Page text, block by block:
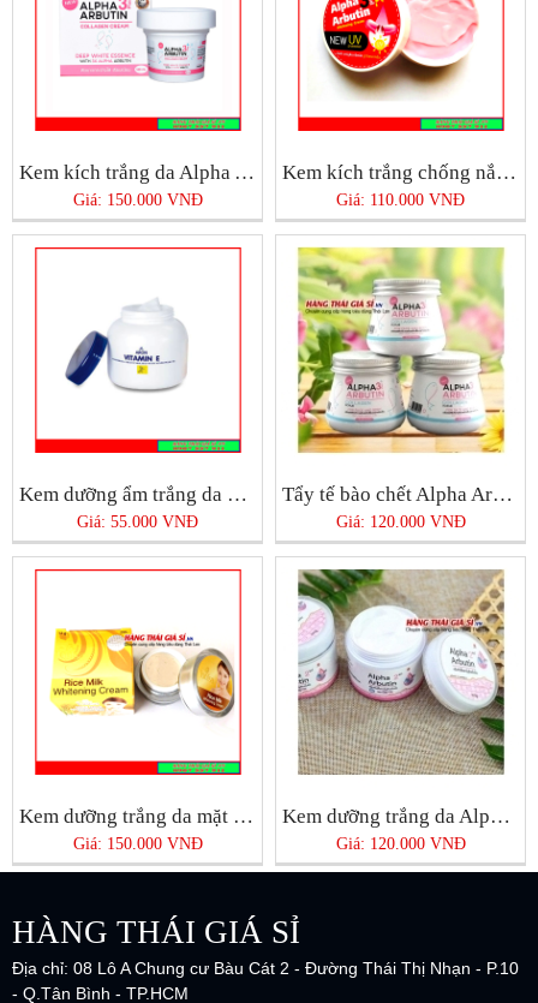
Kem kích trắng da Alpha Arbutin 3+ Plus
Giá: 150.000 VNĐ
Kem kích trắng chống nắng Alpha Arbutin
Giá: 110.000 VNĐ
Kem dưỡng ẩm trắng da Vitamin E ARON
Giá: 55.000 VNĐ
Tẩy tế bào chết Alpha Arbutin 3 Plus +
Giá: 120.000 VNĐ
Kem dưỡng trắng da mặt Rice Milk
Giá: 150.000 VNĐ
Kem dưỡng trắng da Alpha Arbutin
Giá: 120.000 VNĐ
HÀNG THÁI GIÁ SỈ
Địa chỉ: 08 Lô A Chung cư Bàu Cát 2 - Đường Thái Thị Nhạn - P.10
- Q.Tân Bình - TP.HCM